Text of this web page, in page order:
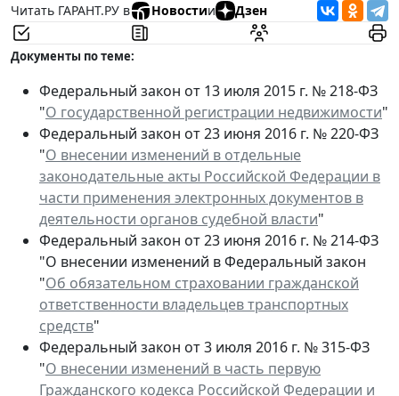
Читать ГАРАНТ.РУ в
Новостии Дзен
Документы по теме:
Федеральный закон от 13 июля 2015 г. № 218-ФЗ
"О государственной регистрации недвижимости"
Федеральный закон от 23 июня 2016 г. № 220-ФЗ
"О внесении изменений в отдельные
законодательные акты Российской Федерации в
части применения электронных документов в
деятельности органов судебной власти"
Федеральный закон от 23 июня 2016 г. № 214-ФЗ
"О внесении изменений в Федеральный закон
"Об обязательном страховании гражданской
ответственности владельцев транспортных
средств"
Федеральный закон от 3 июля 2016 г. № 315-ФЗ
"О внесении изменений в часть первую
Гражданского кодекса Российской Федерации и